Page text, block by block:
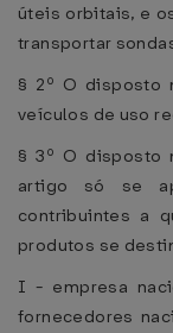
úteis orbitais, e
transportar
§ 2º O disposto
veículos de uso
§ 3º O disposto
artigo só se
contribuintes a
produtos se
I - empresa
fornecedores